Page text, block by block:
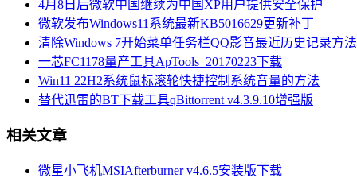
4月8日后微软中国继续为中国XP用户提供安全保护
微软发布Windows11系统最新KB5016629更新补丁
清除Windows 7开始菜单任务栏QQ影音最近历史记录方法
一芯FC1178量产工具ApTools_20170223下载
Win11 22H2系统鼠标滚轮快捷控制系统音量的方法
替代迅雷的BT下载工具qBittorrent v4.3.9.10增强版
相关文章
微星小飞机MSIAfterburner v4.6.5安装版下载